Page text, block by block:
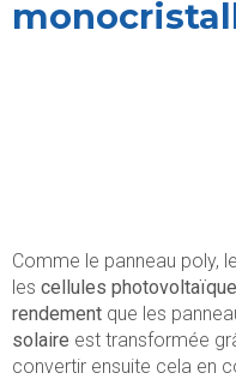
Comme le panneau poly,
les cellules
rendement que les
solaire est transformée
convertir ensuite cela en